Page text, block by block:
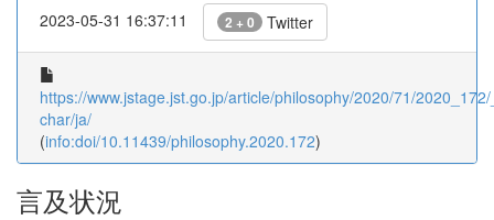
2023-05-31 16:37:11 2 + 0 Twitter
https://www.jstage.jst.go.jp/article/philosophy/2020/71/
char/ja/
(info:doi/10.11439/philosophy.2020.172)
言及状況